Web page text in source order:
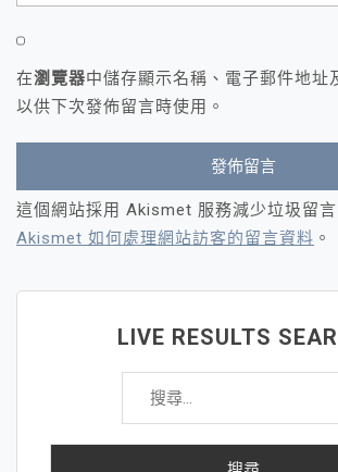
在瀏覽器中儲存顯示名稱、電子郵件地址
以供下次發佈留言時使用。
這個網站採用 Akismet 服務減少垃圾留言
Akismet 如何處理網站訪客的留言資料 。
LIVE RESULTS
搜
關